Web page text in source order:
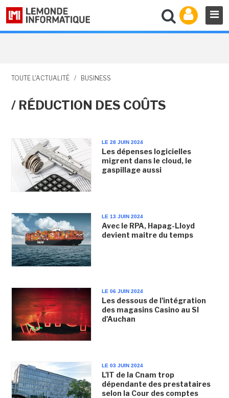
TOUTE L'ACTUALITÉ / BUSINESS
/ RÉDUCTION DES COÛTS
LE 28 JUIN 2024
Les dépenses logicielles
migrent dans le cloud, le
gaspillage aussi
LE 13 JUIN 2024
Avec le RPA, Hapag-Lloyd
devient maitre du temps
LE 06 JUIN 2024
Les dessous de l'intégration
des magasins Casino au SI
d'Auchan
LE 03 JUIN 2024
L'IT de la Cnam trop
dépendante des prestataires
selon la Cour des comptes